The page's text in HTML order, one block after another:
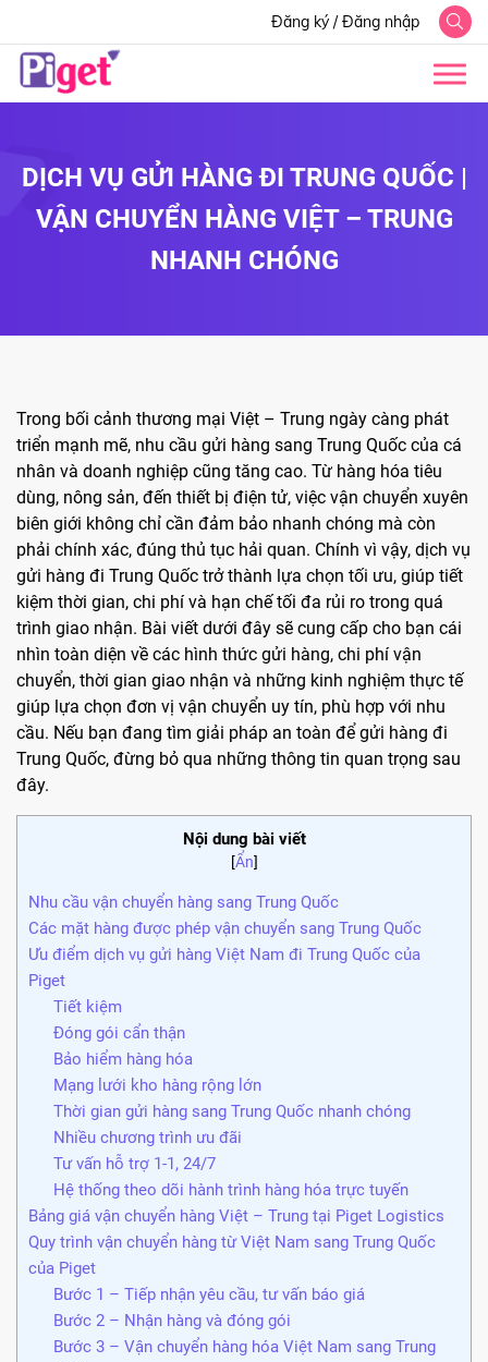
Đăng ký /Đăng nhập
DỊCH VỤ GỬI HÀNG ĐI TRUNG QUỐC |
VẬN CHUYỂN HÀNG VIỆT – TRUNG
NHANH CHÓNG
Trong bối cảnh thương mại Việt – Trung ngày càng phát
triển mạnh mẽ, nhu cầu gửi hàng sang Trung Quốc của cá
nhân và doanh nghiệp cũng tăng cao. Từ hàng hóa tiêu
dùng, nông sản, đến thiết bị điện tử, việc vận chuyển xuyên
biên giới không chỉ cần đảm bảo nhanh chóng mà còn
phải chính xác, đúng thủ tục hải quan. Chính vì vậy, dịch vụ
gửi hàng đi Trung Quốc trở thành lựa chọn tối ưu, giúp tiết
kiệm thời gian, chi phí và hạn chế tối đa rủi ro trong quá
trình giao nhận. Bài viết dưới đây sẽ cung cấp cho bạn cái
nhìn toàn diện về các hình thức gửi hàng, chi phí vận
chuyển, thời gian giao nhận và những kinh nghiệm thực tế
giúp lựa chọn đơn vị vận chuyển uy tín, phù hợp với nhu
cầu. Nếu bạn đang tìm giải pháp an toàn để gửi hàng đi
Trung Quốc, đừng bỏ qua những thông tin quan trọng sau
đây.
Nội dung bài viết
[Ẩn]
Nhu cầu vận chuyển hàng sang Trung Quốc
Các mặt hàng được phép vận chuyển sang Trung Quốc
Ưu điểm dịch vụ gửi hàng Việt Nam đi Trung Quốc của
Piget
Tiết kiệm
Đóng gói cẩn thận
Bảo hiểm hàng hóa
Mạng lưới kho hàng rộng lớn
Thời gian gửi hàng sang Trung Quốc nhanh chóng
Nhiều chương trình ưu đãi
Tư vấn hỗ trợ 1-1, 24/7
Hệ thống theo dõi hành trình hàng hóa trực tuyến
Bảng giá vận chuyển hàng Việt – Trung tại Piget Logistics
Quy trình vận chuyển hàng từ Việt Nam sang Trung Quốc
của Piget
Bước 1 – Tiếp nhận yêu cầu, tư vấn báo giá
Bước 2 – Nhận hàng và đóng gói
Bước 3 – Vận chuyển hàng hóa Việt Nam sang Trung